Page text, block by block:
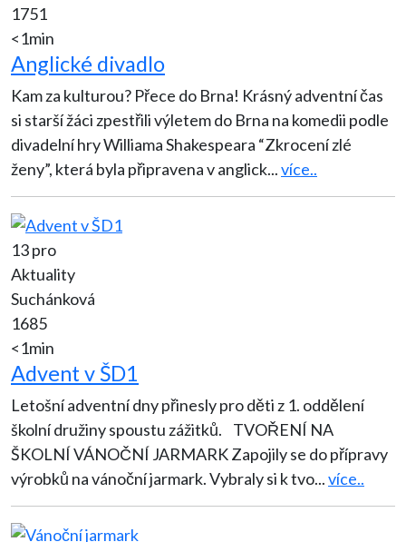
1751
<1min
Anglické divadlo
Kam za kulturou? Přece do Brna! Krásný adventní čas
si starší žáci zpestřili výletem do Brna na komedii podle
divadelní hry Williama Shakespeara “Zkrocení zlé
ženy”, která byla připravena v anglick...více..
13 pro
Aktuality
Suchánková
1685
<1min
Advent v ŠD1
Letošní adventní dny přinesly pro děti z 1. oddělení
školní družiny spoustu zážitků. TVOŘENÍ NA
ŠKOLNÍ VÁNOČNÍ JARMARK Zapojily se do přípravy
výrobků na vánoční jarmark. Vybraly si k tvo...více..